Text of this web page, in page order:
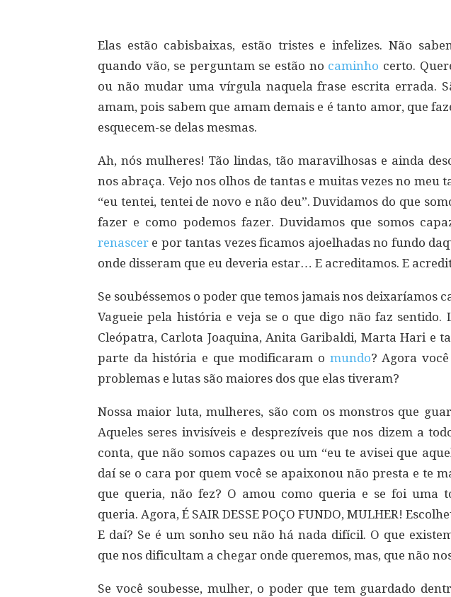
Elas estão cabisbaixas, estão tristes e infelizes. Não
quando vão, se perguntam se estão no caminho certo.
ou não mudar uma vírgula naquela frase escrita errada.
amam, pois sabem que amam demais e é tanto amor, que
esquecem-se delas mesmas.
Ah, nós mulheres! Tão lindas, tão maravilhosas e ainda
nos abraça. Vejo nos olhos de tantas e muitas vezes no meu
“eu tentei, tentei de novo e não deu”. Duvidamos do que
fazer e como podemos fazer. Duvidamos que somos
renascer e por tantas vezes ficamos ajoelhadas no fundo
onde disseram que eu deveria estar… E acreditamos. E
Se soubéssemos o poder que temos jamais nos deixaríamos
Vagueie pela história e veja se o que digo não faz sentido.
Cleópatra, Carlota Joaquina, Anita Garibaldi, Marta Hari e
parte da história e que modificaram o mundo? Agora
problemas e lutas são maiores dos que elas tiveram?
Nossa maior luta, mulheres, são com os monstros que
Aqueles seres invisíveis e desprezíveis que nos dizem a
conta, que não somos capazes ou um “eu te avisei que
daí se o cara por quem você se apaixonou não presta e te
que queria, não fez? O amou como queria e se foi uma
queria. Agora, É SAIR DESSE POÇO FUNDO, MULHER!
E daí? Se é um sonho seu não há nada difícil. O que
que nos dificultam a chegar onde queremos, mas, que não
Se você soubesse, mulher, o poder que tem guardado